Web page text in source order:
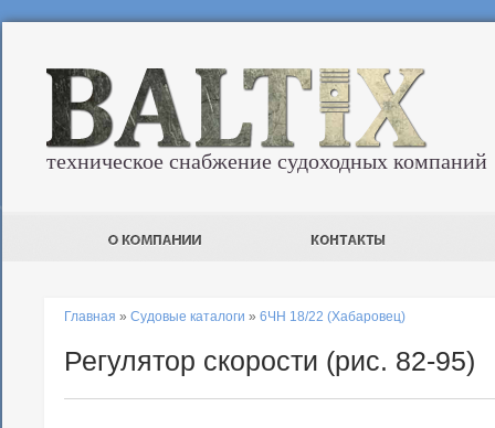
техническое снабжение судоходных компаний
Главная » Судовые каталоги » 6ЧН 18/22 (Хабаровец)
Регулятор скорости (рис. 82-95)